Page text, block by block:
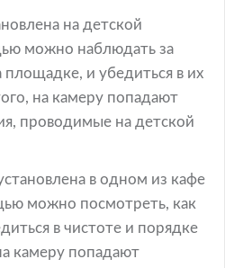
на детской
можно наблюдать за
и убедиться в их
на камеру попадают
проводимые на детской
в одном из кафе
можно посмотреть, как
в чистоте и порядке
камеру попадают